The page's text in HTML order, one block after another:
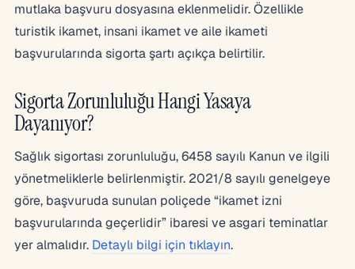
mutlaka başvuru dosyasına eklenmelidir. Özellikle
turistik ikamet, insani ikamet ve aile ikameti
başvurularında sigorta şartı açıkça belirtilir.
Sigorta Zorunluluğu Hangi Yasaya
Dayanıyor?
Sağlık sigortası zorunluluğu, 6458 sayılı Kanun ve ilgili
yönetmeliklerle belirlenmiştir. 2021/8 sayılı genelgeye
göre, başvuruda sunulan poliçede “ikamet izni
başvurularında geçerlidir” ibaresi ve asgari teminatlar
yer almalıdır. Detaylı bilgi için tıklayın.